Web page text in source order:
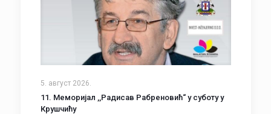
5. август 2026.
11. Меморијал ,,Радисав Рабреновић“ у суботу у
Крушчићу